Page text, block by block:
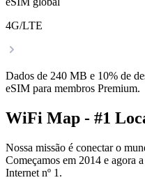
4G/LTE
Dados de 240 MB e 10% de
eSIM para membros Premium.
WiFi Map - #1
Nossa missão é conectar o
Começamos em 2014 e agora
Internet nº 1.